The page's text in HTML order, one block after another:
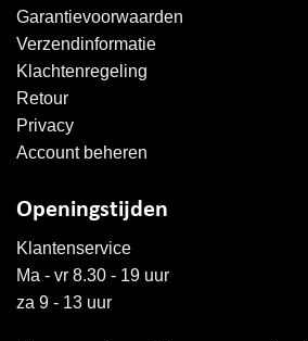
Garantievoorwaarden
Verzendinformatie
Klachtenregeling
Retour
Privacy
Account beheren
Openingstijden
Klantenservice
Ma - vr 8.30 - 19 uur
za 9 - 13 uur